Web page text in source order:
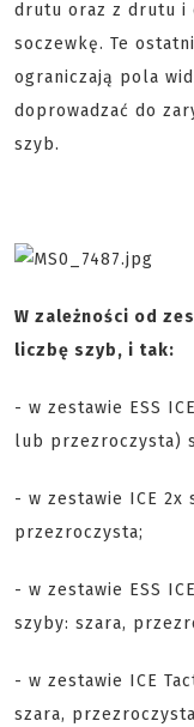
drutu oraz z drutu i
soczewkę. Te
ograniczają pola
doprowadzać do
szyb.
W zależności od
liczbę szyb, i tak:
- w zestawie ESS
lub przezroczysta)
- w zestawie ICE 2x
przezroczysta;
- w zestawie ESS
szyby: szara,
- w zestawie ICE
szara,